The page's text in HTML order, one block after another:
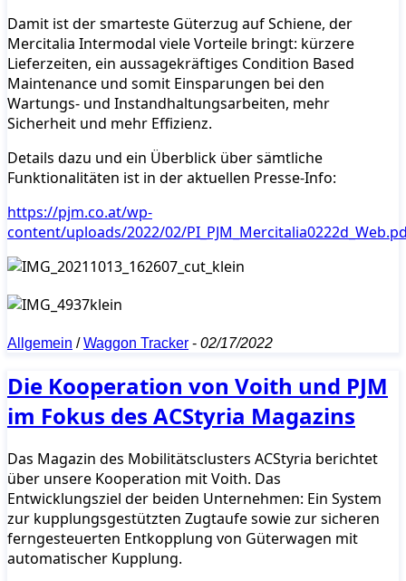
Damit ist der smarteste Güterzug auf Schiene, der
Mercitalia Intermodal viele Vorteile bringt: kürzere
Lieferzeiten, ein aussagekräftiges Condition Based
Maintenance und somit Einsparungen bei den
Wartungs- und Instandhaltungsarbeiten, mehr
Sicherheit und mehr Effizienz.
Details dazu und ein Überblick über sämtliche
Funktionalitäten ist in der aktuellen Presse-Info:
https://pjm.co.at/wp-
content/uploads/2022/02/
Allgemein /Waggon Tracker - 02/17/2022
Die Kooperation von Voith und PJM
im Fokus des ACStyria Magazins
Das Magazin des Mobilitätsclusters ACStyria berichtet
über unsere Kooperation mit Voith. Das
Entwicklungsziel der beiden Unternehmen: Ein System
zur kupplungsgestützten Zugtaufe sowie zur sicheren
ferngesteuerten Entkopplung von Güterwagen mit
automatischer Kupplung.